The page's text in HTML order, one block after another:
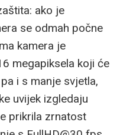
ako je
se odmah počne
kamera je
megapiksela koji će
i s manje svjetla,
uvijek izgledaju
prikrila zrnatost